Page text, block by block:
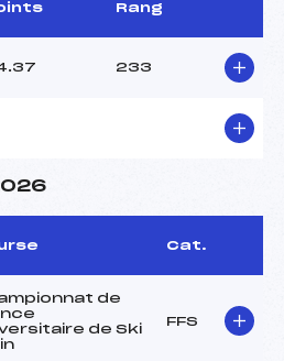
Rang
233
Cat.
de
de Ski
FFS